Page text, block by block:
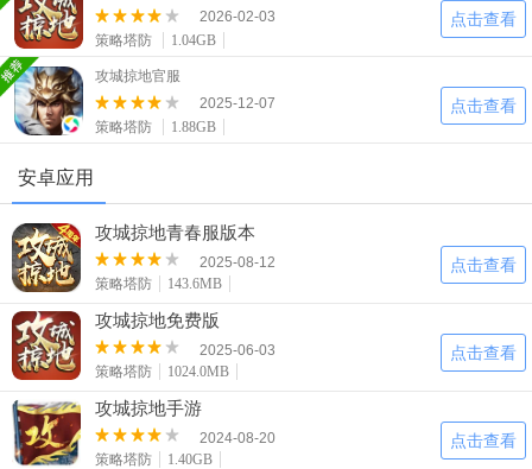
485款应用
446款应用
34款应用
三国游戏
3934款应用
像素游戏
700款应用
其他
游戏攻略
63款应用
热点新闻
2026-02-03
策略塔防
1.04GB
点击查看
攻城掠地官服
2025-12-07
策略塔防
1.88GB
点击查看
安卓应用
攻城掠地青春服版本
2025-08-12
策略塔防
143.6MB
点击查看
攻城掠地免费版
2025-06-03
策略塔防
1024.0MB
点击查看
攻城掠地手游
2024-08-20
策略塔防
1.40GB
点击查看